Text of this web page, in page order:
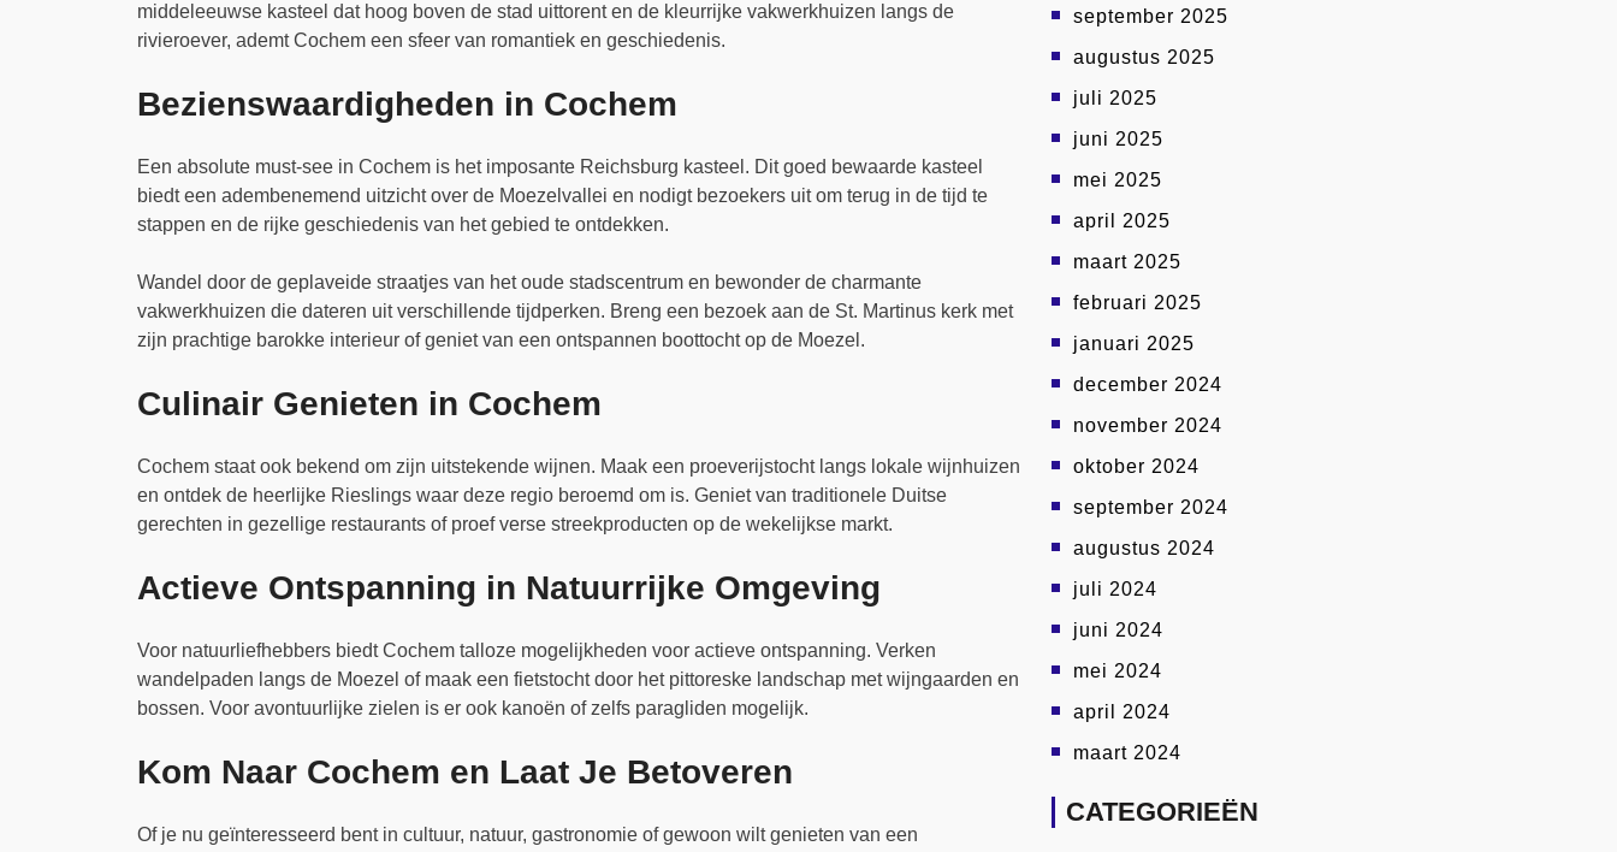
middeleeuwse kasteel dat hoog boven de stad uittorent en de kleurrijke vakwerkhuizen langs de
rivieroever, ademt Cochem een sfeer van romantiek en geschiedenis.
Bezienswaardigheden in Cochem
Een absolute must-see in Cochem is het imposante Reichsburg kasteel. Dit goed bewaarde kasteel
biedt een adembenemend uitzicht over de Moezelvallei en nodigt bezoekers uit om terug in de tijd te
stappen en de rijke geschiedenis van het gebied te ontdekken.
Wandel door de geplaveide straatjes van het oude stadscentrum en bewonder de charmante
vakwerkhuizen die dateren uit verschillende tijdperken. Breng een bezoek aan de St. Martinus kerk met
zijn prachtige barokke interieur of geniet van een ontspannen boottocht op de Moezel.
Culinair Genieten in Cochem
Cochem staat ook bekend om zijn uitstekende wijnen. Maak een proeverijstocht langs lokale wijnhuizen
en ontdek de heerlijke Rieslings waar deze regio beroemd om is. Geniet van traditionele Duitse
gerechten in gezellige restaurants of proef verse streekproducten op de wekelijkse markt.
Actieve Ontspanning in Natuurrijke Omgeving
Voor natuurliefhebbers biedt Cochem talloze mogelijkheden voor actieve ontspanning. Verken
wandelpaden langs de Moezel of maak een fietstocht door het pittoreske landschap met wijngaarden en
bossen. Voor avontuurlijke zielen is er ook kanoën of zelfs paragliden mogelijk.
Kom Naar Cochem en Laat Je Betoveren
Of je nu geïnteresseerd bent in cultuur, natuur, gastronomie of gewoon wilt genieten van een
september 2025
augustus 2025
juli 2025
juni 2025
mei 2025
april 2025
maart 2025
februari 2025
januari 2025
december 2024
november 2024
oktober 2024
september 2024
augustus 2024
juli 2024
juni 2024
mei 2024
april 2024
maart 2024
CATEGORIEËN